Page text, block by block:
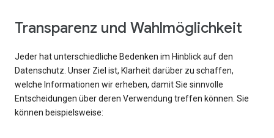
Transparenz und Wahlmöglichkeit
Jeder hat unterschiedliche Bedenken im Hinblick auf den
Datenschutz. Unser Ziel ist, Klarheit darüber zu schaffen,
welche Informationen wir erheben, damit Sie sinnvolle
Entscheidungen über deren Verwendung treffen können. Sie
können beispielsweise: